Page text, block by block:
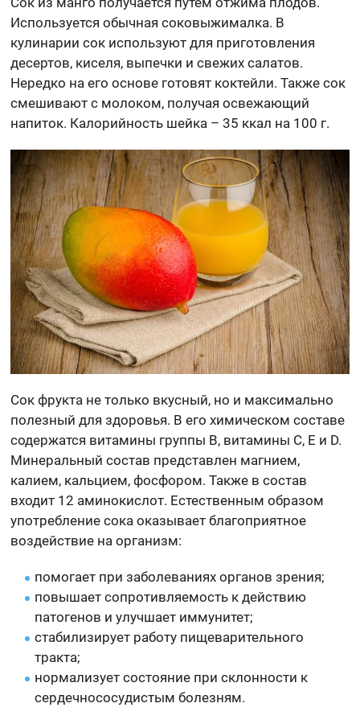
Используется обычная соковыжималка. В
кулинарии сок используют для приготовления
десертов, киселя, выпечки и свежих салатов.
Нередко на его основе готовят коктейли. Также сок
смешивают с молоком, получая освежающий
напиток. Калорийность шейка – 35 ккал на 100 г.
Сок фрукта не только вкусный, но и максимально
полезный для здоровья. В его химическом составе
содержатся витамины группы В, витамины С, Е и D.
Минеральный состав представлен магнием,
калием, кальцием, фосфором. Также в состав
входит 12 аминокислот. Естественным образом
употребление сока оказывает благоприятное
воздействие на организм:
помогает при заболеваниях органов зрения;
повышает сопротивляемость к действию
патогенов и улучшает иммунитет;
стабилизирует работу пищеварительного
тракта;
нормализует состояние при склонности к
сердечнососудистым болезням.